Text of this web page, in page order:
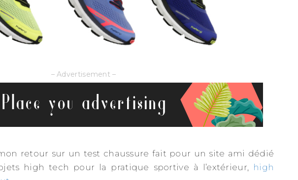
– Advertisement –
retour sur un test chaussure fait pour un site ami dédié
high tech pour la pratique sportive à l’extérieur, high